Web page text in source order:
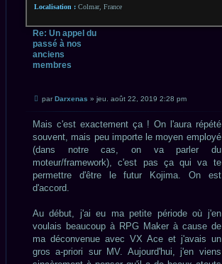
Localisation : Colmar, France
Re: Un appel du
passé à nos
anciens
membres
Message
parDarxenas » jeu. août 22, 2019 2:28 pm
Mais c'est exactement ça ! On l'aura répété
souvent, mais peu importe le moyen employé
(dans notre cas, on va parler du
moteur/framework), c'est pas ça qui va te
permettre d'être le futur Kojima. On est
d'accord.
Au début, j'ai eu ma petite période où j'en
voulais beaucoup à RPG Maker à cause de
ma déconvenue avec VX Ace et j'avais un
gros a-priori sur MV. Aujourd'hui, j'en viens